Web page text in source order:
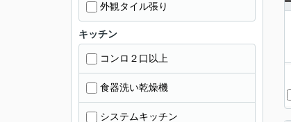
外観タイル張り
キッチン
コンロ２口以上
食器洗い乾燥機
システムキッチン